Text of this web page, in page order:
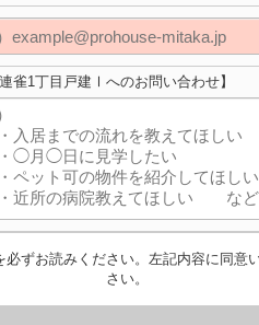
連雀1丁目戸建Ⅰへのお問い合わせ】
必ずお読みください。左記内容に同意
さい。